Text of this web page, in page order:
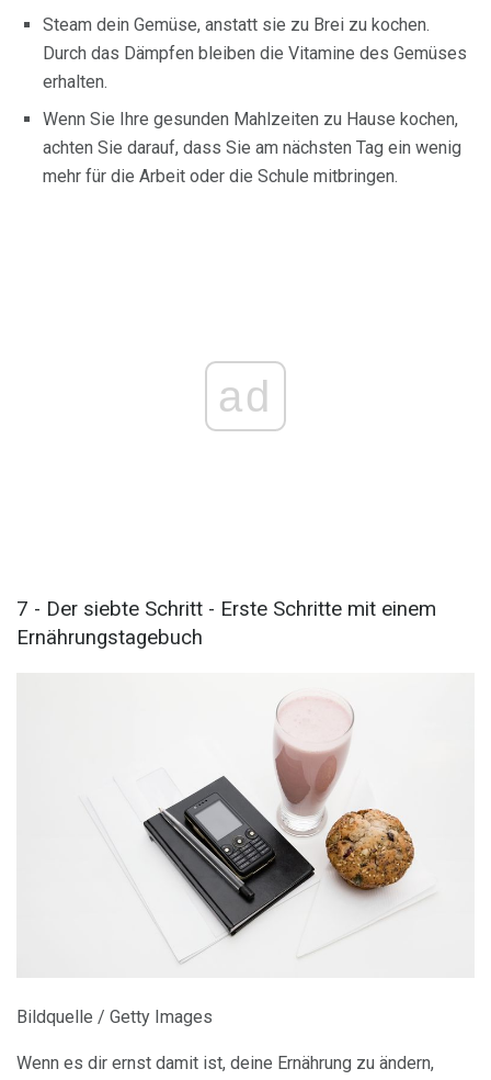
Steam dein Gemüse, anstatt sie zu Brei zu kochen.
Durch das Dämpfen bleiben die Vitamine des Gemüses
erhalten.
Wenn Sie Ihre gesunden Mahlzeiten zu Hause kochen,
achten Sie darauf, dass Sie am nächsten Tag ein wenig
mehr für die Arbeit oder die Schule mitbringen.
ad
7 - Der siebte Schritt - Erste Schritte mit einem
Ernährungstagebuch
Bildquelle / Getty Images
Wenn es dir ernst damit ist, deine Ernährung zu ändern,